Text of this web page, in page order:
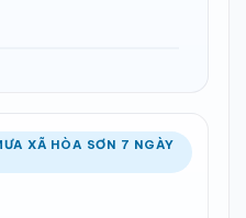
XÃ HÒA SƠN 7 NGÀY